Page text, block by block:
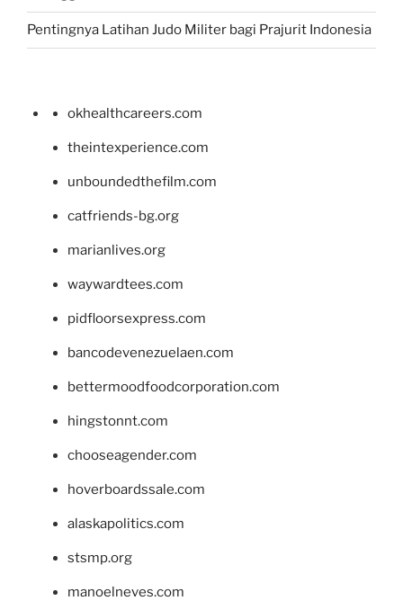
Pentingnya Latihan Judo Militer bagi Prajurit Indonesia
okhealthcareers.com
theintexperience.com
unboundedthefilm.com
catfriends-bg.org
marianlives.org
waywardtees.com
pidfloorsexpress.com
bancodevenezuelaen.com
bettermoodfoodcorporation.com
hingstonnt.com
chooseagender.com
hoverboardssale.com
alaskapolitics.com
stsmp.org
manoelneves.com